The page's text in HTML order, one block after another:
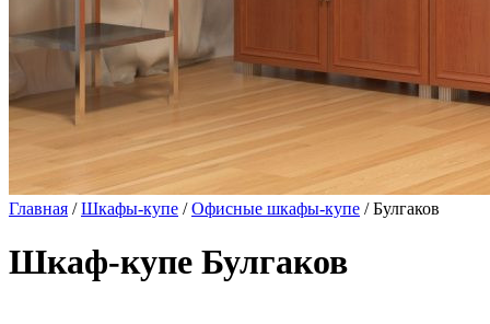
Главная /Шкафы-купе /Офисные шкафы-купе / Булгаков
Шкаф-купе Булгаков